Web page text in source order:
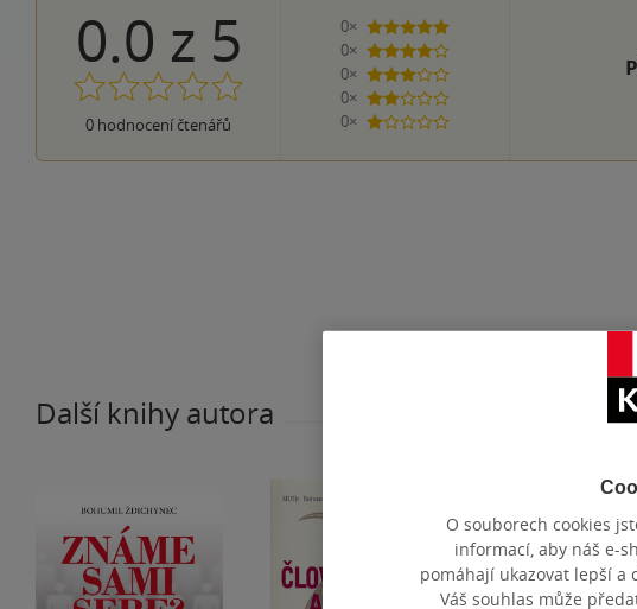
0.0 z 5
0 hodnocení čtenářů
0×
5 hvězdiček
0×
4 hvězdičky
0×
3 hvězdičky
0×
2 hvězdičky
0×
1 hvezdička
Další knihy autora
O souborech cookies
informací, aby náš e-
pomáhají ukazovat lepší a
Váš souhlas může